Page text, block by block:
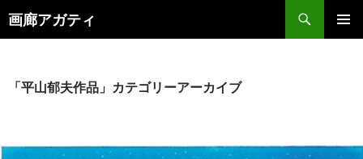
画廊アガティ
索
ン
キ
「平山郁夫作品」カテゴリーアーカイブ